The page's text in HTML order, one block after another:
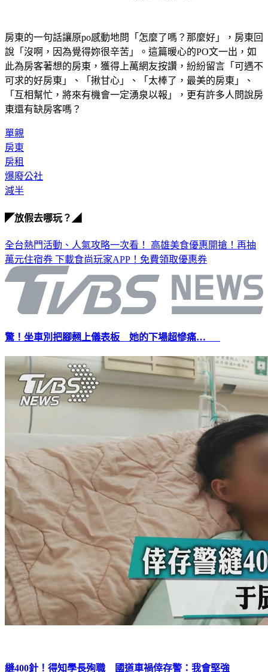
房東的一句話讓原po感動地問「怎麼了嗎？那麼好」，房東回
說「沒啊，因為覺得妳很辛苦」。這篇暖心的PO文一出，如
此為房客著想的房東，獲得上萬網友按讚，紛紛留言「可遇不
可求的好房東」、「揪甘心」、「太棒了，最美的房東」、
「互相幫忙，將來有機會一定湧泉以報」，更有許多人問說房
單親
房東
房租
爆廢公社
全台熱門活動、人氣攻略一次看！高雄美食優惠開搶！再抽
萬元住宿券下載食尚玩家APP！免費領取優惠券